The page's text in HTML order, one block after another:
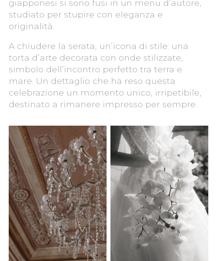
giapponesi si sono fusi in un menu d’autore,
studiato per stupire con eleganza e
originalità.
A chiudere la serata, un’icona di stile: una
torta d’arte decorata con onde stilizzate,
simbolo dell’incontro perfetto tra terra e
mare. Un dettaglio che ha reso questa
celebrazione un momento unico, irripetibile,
destinato a rimanere impresso per sempre.